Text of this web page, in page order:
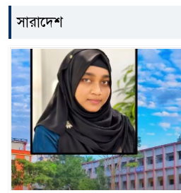
সারাদেশ